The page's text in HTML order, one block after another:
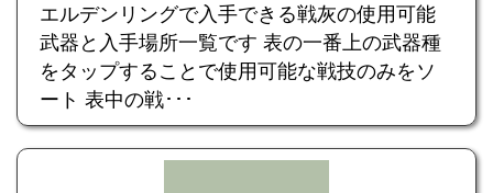
エルデンリングで入手できる戦灰の使用可能
武器と入手場所一覧です 表の一番上の武器種
をタップすることで使用可能な戦技のみをソ
ート 表中の戦･･･